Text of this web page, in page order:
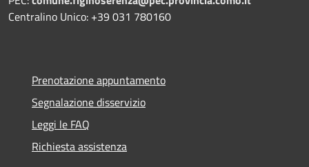
Centralino Unico: +39 031 780160
Prenotazione appuntamento
Segnalazione disservizio
Leggi le FAQ
Richiesta assistenza